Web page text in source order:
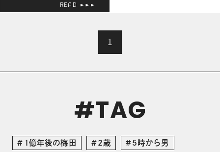
READ
1
#TAG
1億年後の梅田 2歳 5時から男